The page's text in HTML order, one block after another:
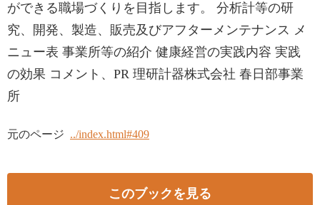
ができる職場づくりを目指します。 分析計等の研
究、開発、製造、販売及びアフターメンテナンス メ
ニュー表 事業所等の紹介 健康経営の実践内容 実践
の効果 コメント、PR 理研計器株式会社 春日部事業
所
元のページ ../index.html#409
このブックを見る